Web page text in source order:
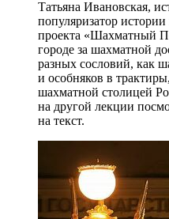
Татьяна Ивановская,
популяризатор
проекта «Шахматный
городе за шахматной
разных сословий, как
и особняков в
шахматной столицей
на другой лекции
на текст.